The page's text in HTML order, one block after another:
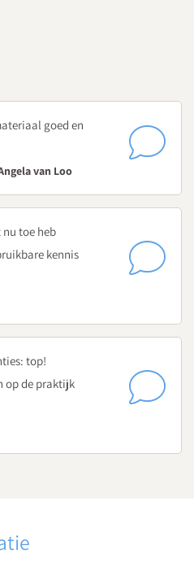
vaardigheden aanleren die hen
van de leergang 'Positieve
uit vijf modules. Wil jij na het
nog verder uitbreiden en
je dan in voor een van de
waarin theorie en
afgewisseld. Je gaat aan
ouders
goed en
van Loo
toe heb
kennis
top!
op de praktijk